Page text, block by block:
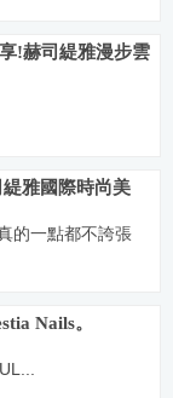
!赫司緹雅漫步雲
雅國際時尚美
的一點都不誇張
Nails。